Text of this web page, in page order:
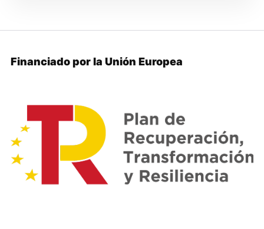
Financiado por la Unión Europea